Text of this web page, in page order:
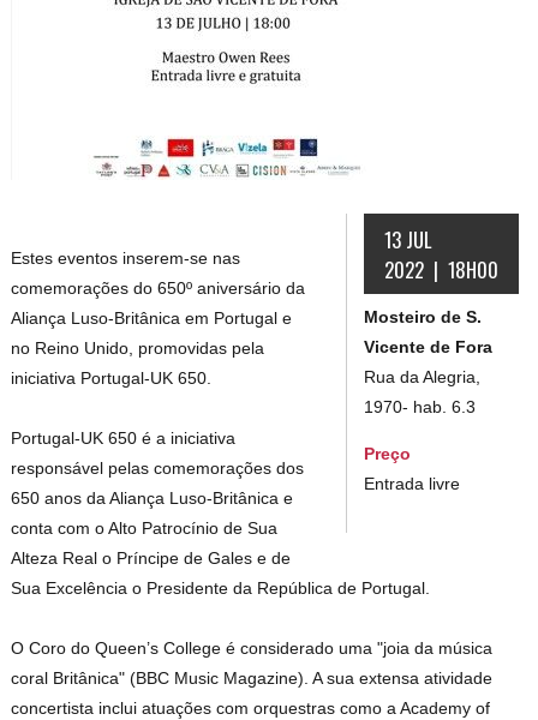
13 JUL
2022 | 18H00
Mosteiro de S.
Vicente de Fora
Rua da Alegria,
1970- hab. 6.3
Preço
Entrada livre
Estes eventos inserem-se nas
comemorações do 650º aniversário da
Aliança Luso-Britânica em Portugal e
no Reino Unido, promovidas pela
iniciativa Portugal-UK 650.
Portugal-UK 650 é a iniciativa
responsável pelas comemorações dos
650 anos da Aliança Luso-Britânica e
conta com o Alto Patrocínio de Sua
Alteza Real o Príncipe de Gales e de
Sua Excelência o Presidente da República de Portugal.
O Coro do Queen’s College é considerado uma "joia da música
coral Britânica" (BBC Music Magazine). A sua extensa atividade
concertista inclui atuações com orquestras como a Academy of